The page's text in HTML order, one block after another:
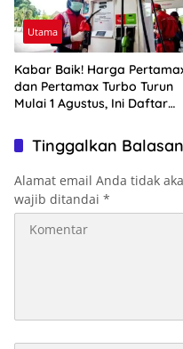
Utama
Kabar Baik! Harga
dan Pertamax Turbo Turun
Mulai 1 Agustus, Ini Daftar
Tinggalkan Balasan
Alamat email Anda tidak
wajib ditandai *